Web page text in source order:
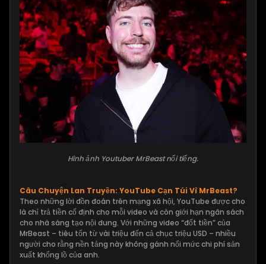
Hình ảnh Youtuber MrBeast nổi tiếng.
Câu Chuyện Lan Truyền: YouTube Cạn Túi Vì MrBeast?
Theo những lời đồn đoán trên mạng xã hội, YouTube được cho
là chỉ trả tiền cố định cho mỗi video và còn giới hạn ngân sách
cho nhà sáng tạo nội dung. Với những video “đốt tiền” của
MrBeast – tiêu tốn từ vài triệu đến cả chục triệu USD – nhiều
người cho rằng nền tảng này không gánh nổi mức chi phí sản
xuất khổng lồ của anh.